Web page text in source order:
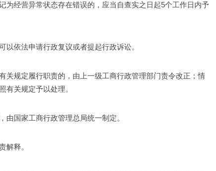
经营异常状态存在错误的，应当自查实之日起5个工作日内予
依法申请行政复议或者提起行政诉讼。
规定履行职责的，由上一级工商行政管理部门责令改正；情
有关规定予以处理。
国家工商行政管理总局统一制定。
解释。